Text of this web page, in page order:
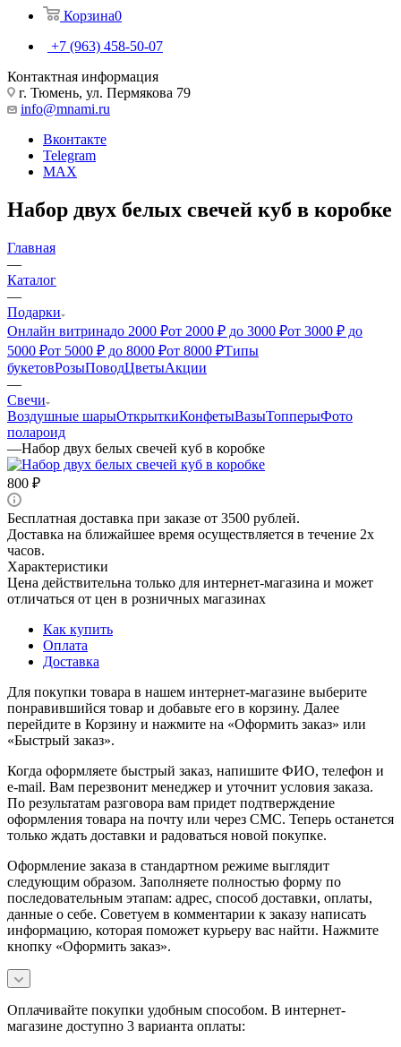
Корзина0
+7 (963) 458-50-07
Контактная информация
г. Тюмень, ул. Пермякова 79
info@mnami.ru
Вконтакте
Telegram
MAX
Набор двух белых свечей куб в коробке
Главная
—
Каталог
—
Подарки
Онлайн витринадо 2000 ₽от 2000 ₽ до 3000 ₽от 3000 ₽ до
5000 ₽от 5000 ₽ до 8000 ₽от 8000 ₽Типы
букетовРозыПоводЦветыАкции
—
Свечи
Воздушные шарыОткрыткиКонфетыВазыТопперыФото
полароид
—Набор двух белых свечей куб в коробке
800 ₽
Бесплатная доставка при заказе от 3500 рублей.
Доставка на ближайшее время осуществляется в течение 2х
часов.
Характеристики
Цена действительна только для интернет-магазина и может
отличаться от цен в розничных магазинах
Как купить
Оплата
Доставка
Для покупки товара в нашем интернет-магазине выберите
понравившийся товар и добавьте его в корзину. Далее
перейдите в Корзину и нажмите на «Оформить заказ» или
«Быстрый заказ».
Когда оформляете быстрый заказ, напишите ФИО, телефон и
e-mail. Вам перезвонит менеджер и уточнит условия заказа.
По результатам разговора вам придет подтверждение
оформления товара на почту или через СМС. Теперь останется
только ждать доставки и радоваться новой покупке.
Оформление заказа в стандартном режиме выглядит
следующим образом. Заполняете полностью форму по
последовательным этапам: адрес, способ доставки, оплаты,
данные о себе. Советуем в комментарии к заказу написать
информацию, которая поможет курьеру вас найти. Нажмите
кнопку «Оформить заказ».
Оплачивайте покупки удобным способом. В интернет-
магазине доступно 3 варианта оплаты: